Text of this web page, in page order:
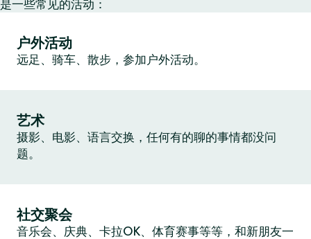
是一些常见的活动：
户外活动
远足、骑车、散步，参加户外活动。
艺术
摄影、电影、语言交换，任何有的聊的事情都没问
题。
社交聚会
音乐会、庆典、卡拉OK、体育赛事等等，和新朋友一